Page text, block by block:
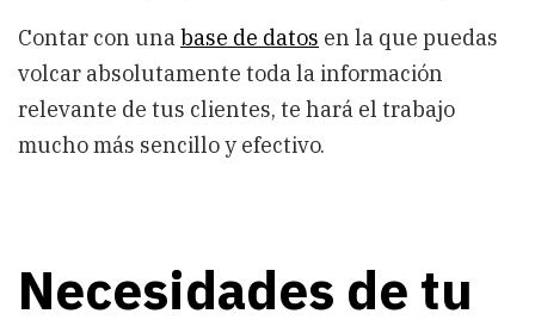
Contar con unabase de datos en la que puedas
volcar absolutamente toda la información
relevante de tus clientes, te hará el trabajo
mucho más sencillo y efectivo.
Necesidades de tu